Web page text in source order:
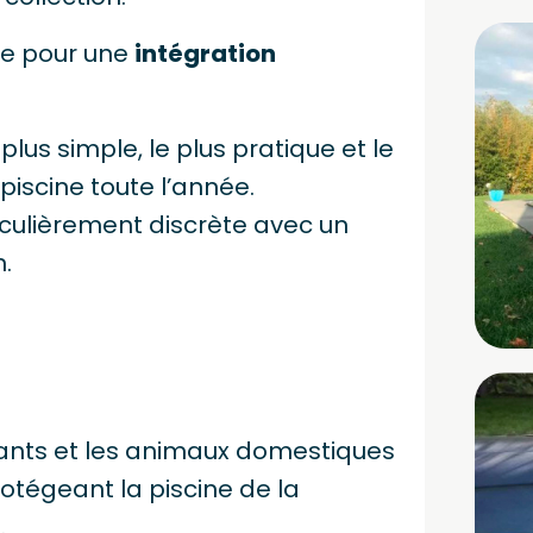
pour une intégration
simple, le plus pratique et le
toute l’année.
discrète avec un
et les animaux domestiques
la piscine de la